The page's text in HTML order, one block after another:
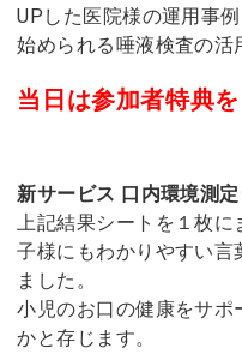
UPした医院様の運用事
始められる唾液検査の活
当日は参加者特典
新サービス 口内環境測
上記結果シートを１枚
子様にもわかりやすい言
ました。
小児のお口の健康をサポ
かと存じます。